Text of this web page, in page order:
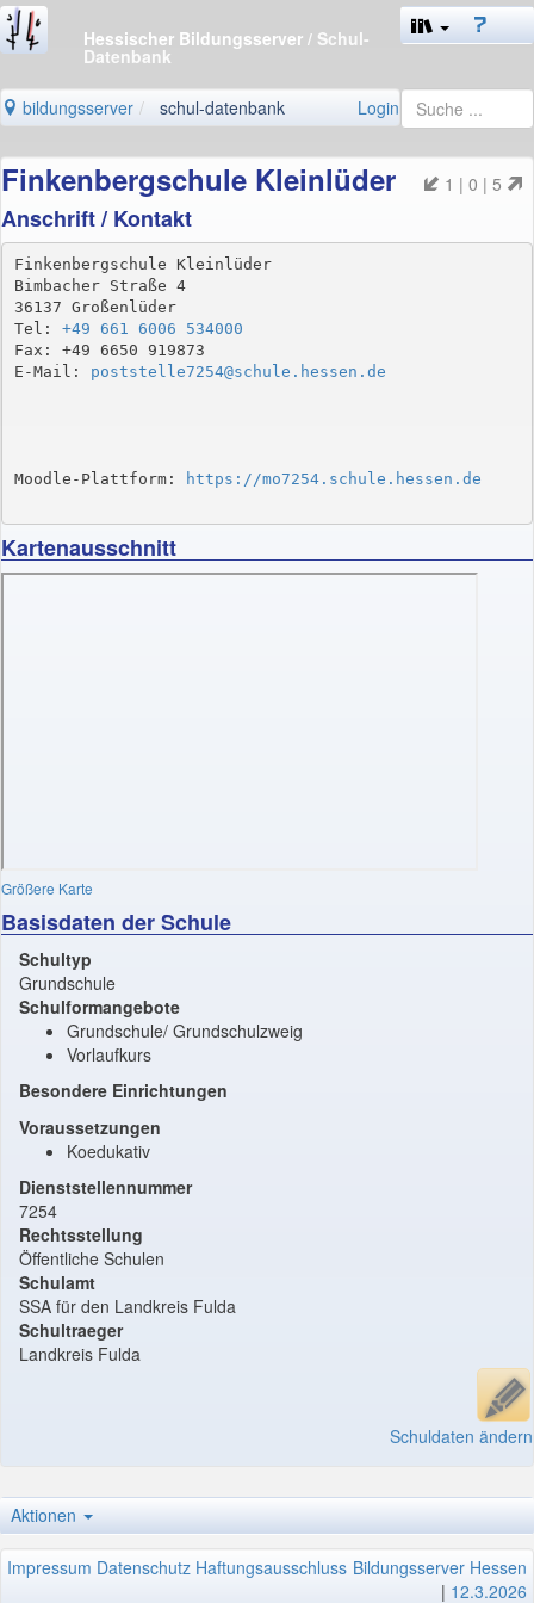
Hessischer Bildungsserver / Schul-
Datenbank
bildungsserver schul-datenbank Login
Finkenbergschule Kleinlüder 1 | 0 | 5
Anschrift / Kontakt
Finkenbergschule Kleinlüder
Bimbacher Straße 4
36137 Großenlüder
Tel: +49 661 6006 534000
Fax: +49 6650 919873
E-Mail: poststelle7254@schule.hessen.de
Moodle-Plattform: https://mo7254.schule.hessen.de
Kartenausschnitt
Größere Karte
Basisdaten der Schule
Schultyp
Grundschule
Schulformangebote
Grundschule/ Grundschulzweig
Vorlaufkurs
Besondere Einrichtungen
Voraussetzungen
Koedukativ
Dienststellennummer
7254
Rechtsstellung
Öffentliche Schulen
Schulamt
SSA für den Landkreis Fulda
Schultraeger
Landkreis Fulda
Schuldaten ändern
Aktionen
Impressum Datenschutz Haftungsausschluss Bildungsserver Hessen
| 12.3.2026